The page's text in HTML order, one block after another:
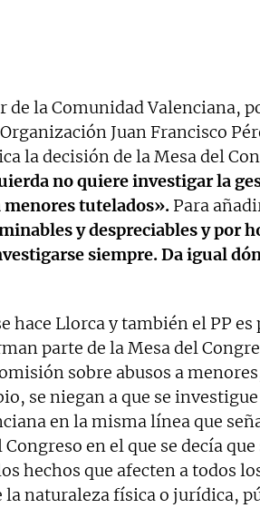
de la Comunidad Valenciana,
Juan Francisco
la decisión de la Mesa del
no quiere investigar la
menores tutelados». Para
y despreciables y por
siempre. Da igual
hace Llorca y también el PP es
parte de la Mesa del
sobre abusos a
se niegan a que se
en la misma línea que
en el que se decía
hechos que afecten a todos
la naturaleza física o jurídica,